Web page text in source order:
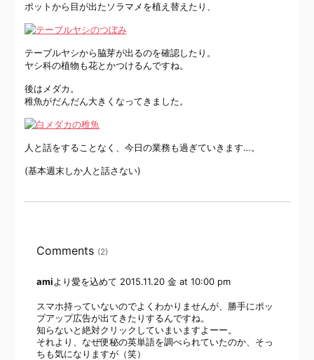
ポットから目が出たソラマメを植え替えたり、
テーブルヤシから脇芽が出るのを確認したり。
ヤシ科の植物も花とかつけるんですね。
後はメダカ。
稚魚がだんだん大きくなってきました。
人と話をすることなく、今日の業務も過ぎていきます…。
(基本週末しか人と話さない)
Comments (2)
amiより愛を込めて 2015.11.20 金 at 10:00 pm
スマホ持っていないのでよくわかりませんが、勝手にポッ
プアップ広告が出てきたりするんですね。
知らないと絶対クリックしていまいますよーー。
それより、なぜ便秘の英単語を調べられていたのか、そっ
ちも気になりますが（笑）